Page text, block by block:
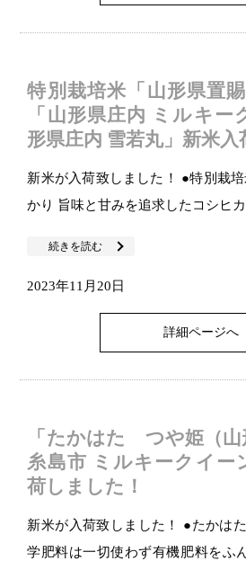
特別栽培米「山形県置
「山形県庄内 ミルキー
形県庄内 雪若丸」新米入
新米が入荷致しました！ ●特別栽
かり 旨味と甘みを追求したコシヒ
続きを読む
2023年11月20日
詳細ページへ
「たかはた つや姫（山
糸島市 ミルキークイー
荷しました！
新米が入荷致しました！ ●たかは
学肥料は一切使わず有機肥料をふ